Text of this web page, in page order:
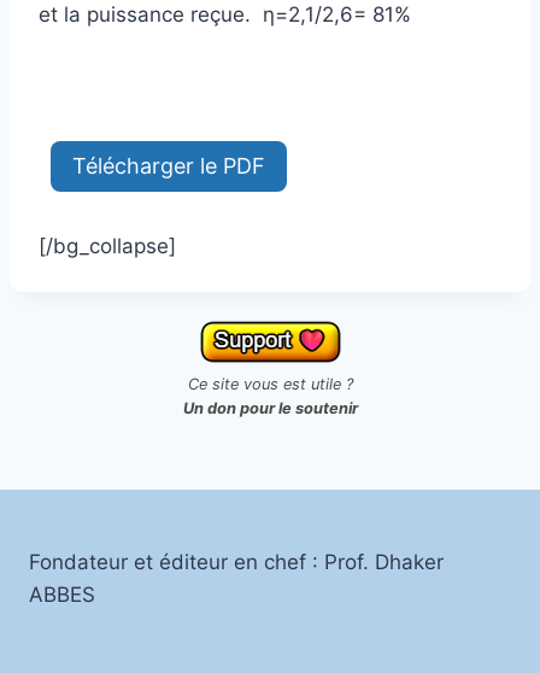
et la puissance reçue. η=2,1/2,6= 81%
[/bg_collapse]
Ce site vous est utile ?
Un don pour le soutenir
Fondateur et éditeur en chef : Prof. Dhaker
ABBES